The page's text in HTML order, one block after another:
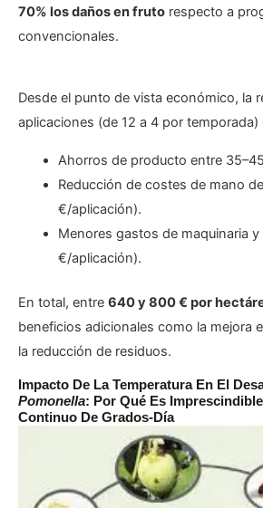
70% los daños en fruto respecto a
convencionales.
Desde el punto de vista económico, la
aplicaciones (de 12 a 4 por temporada)
Ahorros de producto entre
Reducción de costes de mano
€/aplicación).
Menores gastos de maquinaria
€/aplicación).
En total, entre 640 y 800 € por
beneficios adicionales como la mejora
la reducción de residuos.
Impacto De La Temperatura En El
Pomonella: Por Qué Es
Continuo De Grados-Día